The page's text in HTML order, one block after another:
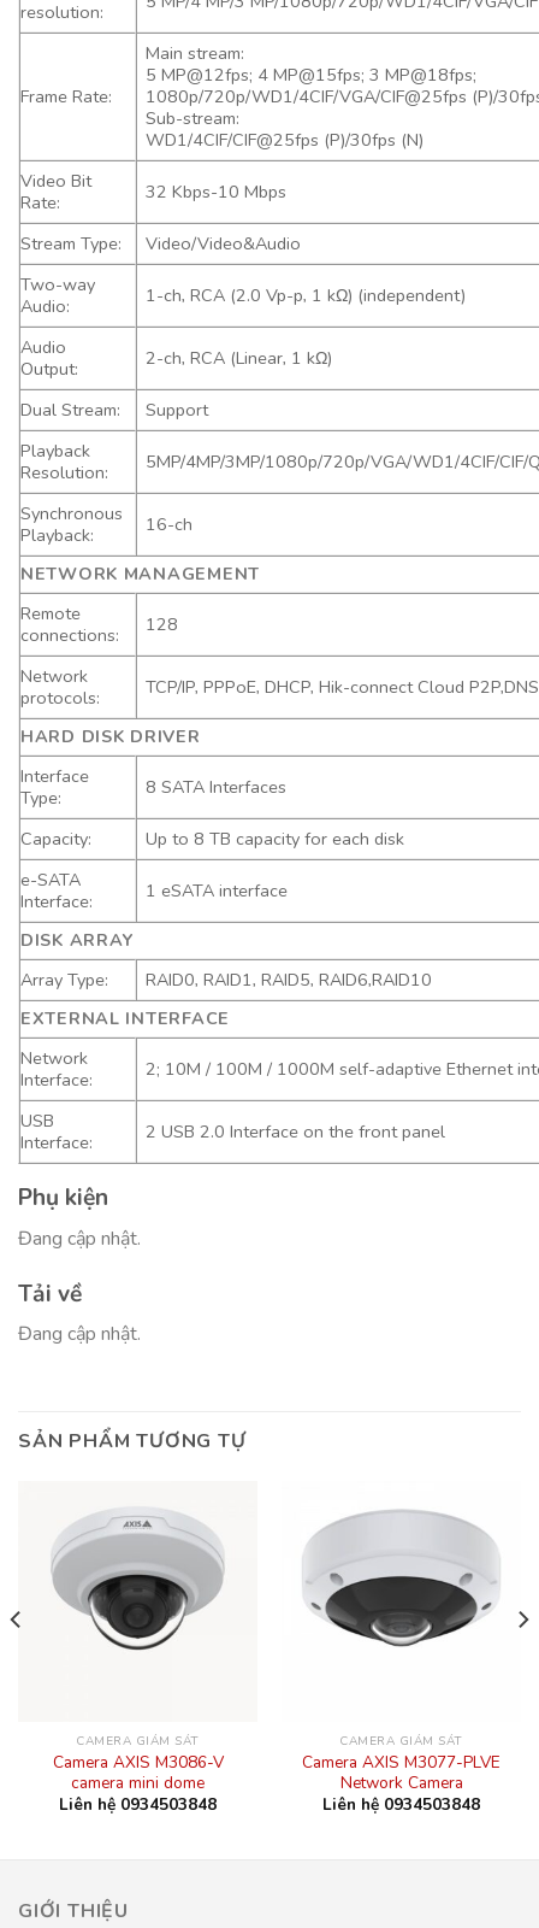
resolution:
Frame Rate:
Main stream:
5 MP@12fps; 4 MP@15fps; 3 MP@18fps;
1080p/720p/WD1/4CIF/VGA/CIF@25fps (P)/
Sub-stream:
WD1/4CIF/CIF@25fps (P)/30fps (N)
Video Bit
Rate:
32 Kbps-10 Mbps
Stream Type:
Video/Video&Audio
Two-way
Audio:
1-ch, RCA (2.0 Vp-p, 1 kΩ) (independent)
Audio
Output:
2-ch, RCA (Linear, 1 kΩ)
Dual Stream:
Support
Playback
Resolution:
5MP/4MP/3MP/1080p/720p/VGA/WD1/4CIF/CIF/
Synchronous
Playback:
16-ch
NETWORK MANAGEMENT
Remote
connections:
128
Network
protocols:
TCP/IP, PPPoE, DHCP, Hik-connect Cloud
HARD DISK DRIVER
Interface
Type:
8 SATA Interfaces
Capacity:
Up to 8 TB capacity for each disk
e-SATA
Interface:
1 eSATA interface
DISK ARRAY
Array Type:
RAID0, RAID1, RAID5, RAID6,RAID10
EXTERNAL INTERFACE
Network
Interface:
2; 10M / 100M / 1000M self-adaptive Ethernet
USB
Interface:
2 USB 2.0 Interface on the front panel
Phụ kiện
Đang cập nhật.
Tải về
Đang cập nhật.
SẢN PHẨM TƯƠNG TỰ
CAMERA GIÁM SÁT
Camera AXIS M3086-V
camera mini dome
Liên hệ 0934503848
CAMERA GIÁM SÁT
Camera AXIS M3077-PLVE
Network Camera
Liên hệ 0934503848
GIỚI THIỆU